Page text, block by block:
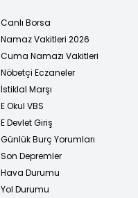
Canlı Borsa
Namaz Vakitleri 2026
Cuma Namazı Vakitleri
Nöbetçi Eczaneler
İstiklal Marşı
E Okul VBS
E Devlet Giriş
Günlük Burç Yorumları
Son Depremler
Hava Durumu
Yol Durumu